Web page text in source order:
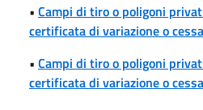
• Campi di tiro o poligoni
certificata di variazione o
• Campi di tiro o poligoni
certificata di variazione o